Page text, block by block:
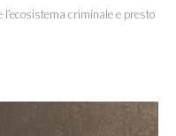
criminale e presto